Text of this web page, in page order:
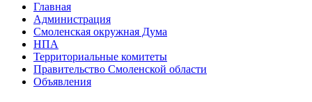
Главная
Администрация
Смоленская окружная Дума
НПА
Территориальные комитеты
Правительство Смоленской области
Объявления